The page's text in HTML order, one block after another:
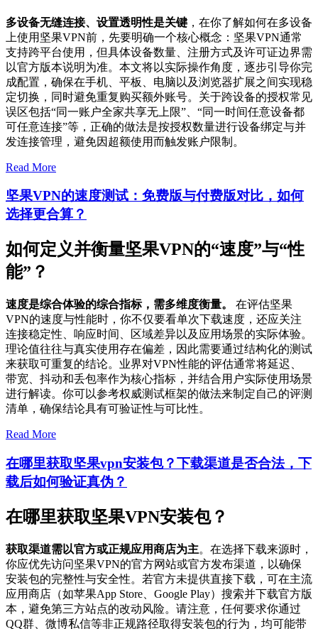
多设备无缝连接、设置透明性是关键 ，在你了解如何在多设备
上使用坚果VPN前，先要明确一个核心概念：坚果VPN通常
支持跨平台使用，但具体设备数量、注册方式及许可证边界需
以官方版本说明为准。本文将以实际操作角度，逐步引导你完
成配置，确保在手机、平板、电脑以及浏览器扩展之间实现稳
定切换，同时避免重复购买额外账号。关于跨设备的授权常见
误区包括“同一账户全家共享无上限”、“同一时间任意设备都
可任意连接”等，正确的做法是按授权数量进行设备绑定与并
发连接管理，避免因超额使用而触发账户限制。
Read More
坚果VPN的速度测试：免费版与付费版对比，如何
选择更合算？
如何定义并衡量坚果VPN的“速度”与“性
能”？
速度是综合体验的综合指标，需多维度衡量。
在评估坚果
VPN的速度与性能时，你不仅要看单次下载速度，还应关注
连接稳定性、响应时间、区域差异以及应用场景的实际体验。
理论值往往与真实使用存在偏差，因此需要通过结构化的测试
来获取可重复的结论。业界对VPN性能的评估通常将延迟、
带宽、抖动和丢包率作为核心指标，并结合用户实际使用场景
进行解读。你可以参考权威测试框架的做法来制定自己的评测
清单，确保结论具有可验证性与可比性。
Read More
在哪里获取坚果vpn安装包？下载渠道是否合法，下
载后如何验证真伪？
在哪里获取坚果VPN安装包？
获取渠道需以官方或正规应用商店为主。在选择下载来源时，
你应优先访问坚果VPN的官方网站或官方发布渠道，以确保
安装包的完整性与安全性。若官方未提供直接下载，可在主流
应用商店（如苹果App Store、Google Play）搜索并下载官方版
本，避免第三方站点的改动风险。请注意，任何要求你通过
QQ群、微博私信等非正规路径取得安装包的行为，均可能带